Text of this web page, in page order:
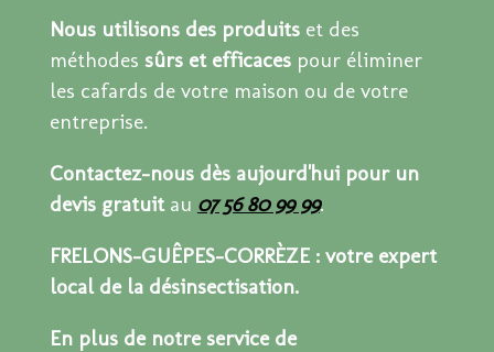
Nous utilisons des produitset des
méthodes sûrs et efficacespour éliminer
les cafards de votre maison ou de votre
entreprise.
Contactez-nous dès aujourd'hui pour un
devis gratuitau 07 56 80 99 99.
FRELONS-GUÊPES-CORRÈZE : votre expert
local de la désinsectisation.
En plus de notre service de